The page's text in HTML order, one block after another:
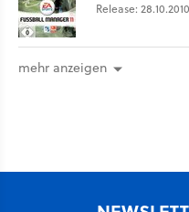
Release:
mehr anzeigen